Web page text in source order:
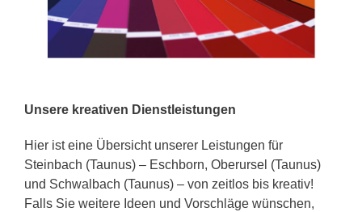
Unsere kreativen Dienstleistungen
Hier ist eine Übersicht unserer Leistungen für
Steinbach (Taunus) – Eschborn, Oberursel (Taunus)
und Schwalbach (Taunus) – von zeitlos bis kreativ!
Falls Sie weitere Ideen und Vorschläge wünschen,